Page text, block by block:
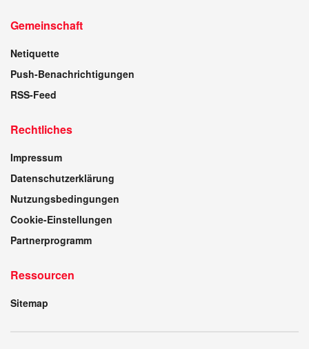
Gemeinschaft
Netiquette
Push-Benachrichtigungen
RSS-Feed
Rechtliches
Impressum
Datenschutzerklärung
Nutzungsbedingungen
Cookie-Einstellungen
Partnerprogramm
Ressourcen
Sitemap